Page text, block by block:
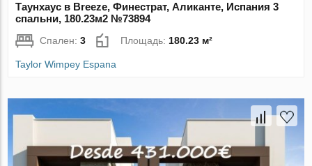
Таунхаус в Breeze, Финестрат, Аликанте, Испания 3
спальни, 180.23м2 №73894
Спален:3 Площадь:180.23 м²
Taylor Wimpey Espana